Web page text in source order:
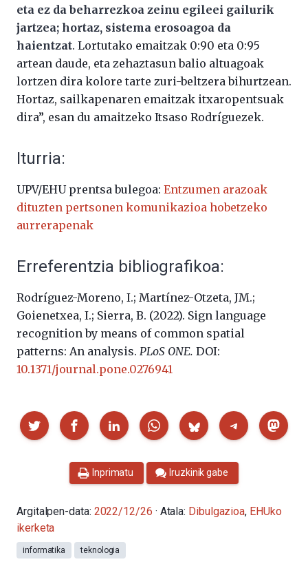
eta ez da beharrezkoa zeinu egileei gailurik
jartzea; hortaz, sistema erosoagoa da
haientzat. Lortutako emaitzak 0:90 eta 0:95
artean daude, eta zehaztasun balio altuagoak
lortzen dira kolore tarte zuri-beltzera bihurtzean.
Hortaz, sailkapenaren emaitzak itxaropentsuak
dira”, esan du amaitzeko Itsaso Rodríguezek.
Iturria:
UPV/EHU prentsa bulegoa: Entzumen arazoak
dituzten pertsonen komunikazioa hobetzeko
aurrerapenak
Erreferentzia bibliografikoa:
Rodríguez-Moreno, I.; Martínez-Otzeta, JM.;
Goienetxea, I.; Sierra, B. (2022). Sign language
recognition by means of common spatial
patterns: An analysis. PLoS ONE. DOI:
10.1371/journal.pone.0276941
Partekatu
Inprimatu Iruzkinik gabe
Argitalpen-data: 2022/12/26 · Atala: Dibulgazioa, EHUko
ikerketa
informatika teknologia